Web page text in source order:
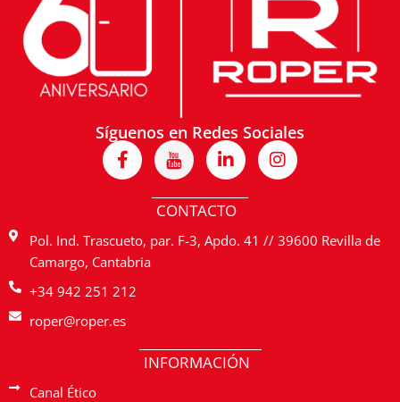
Síguenos en Redes Sociales
F
a
c
o
o
k
-
I
c
o
n
-
y
e
L
i
n
k
e
d
I
n
s
g
CONTACTO
Pol. Ind. Trascueto, par. F-3, Apdo. 41 // 39600 Revilla de
Camargo, Cantabria
+34 942 251 212
roper@roper.es
INFORMACIÓN
Canal Ético